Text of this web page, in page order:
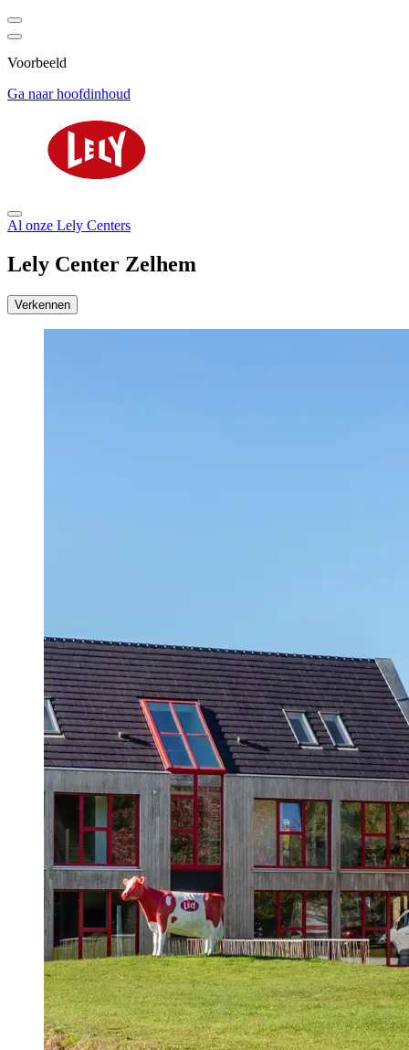
Voorbeeld
Ga naar hoofdinhoud
Al onze Lely Centers
Lely Center Zelhem
Verkennen